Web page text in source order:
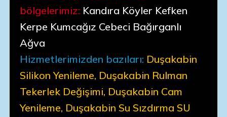
bölgelerimiz: Kandıra Köyler Kefken
Kerpe Kumcağız Cebeci Bağırganlı
Ağva
Hizmetlerimizden bazıları: Duşakabin
Silikon Yenileme, Duşakabin Rulman
Tekerlek Değişimi, Duşakabin Cam
Yenileme, Duşakabin Su Sızdırma SU